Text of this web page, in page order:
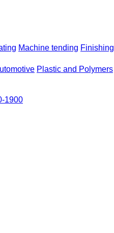
Machine tending Finishing
Plastic and Polymers
1900